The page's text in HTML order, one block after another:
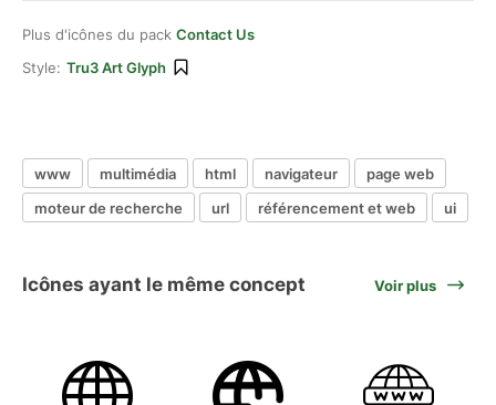
Plus d'icônes du pack Contact Us
Style: Tru3 Art Glyph
www multimédia html navigateur
page web
moteur de recherche
url référencement et web ui
Icônes ayant le même concept Voir plus